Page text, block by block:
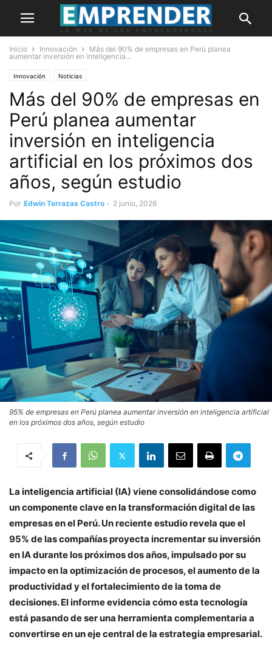
Inicio Innovación
Más del 90% de empresas en Perú planea
aumentar inversión en inteligencia...
Innovación Noticias
Más del 90% de empresas en
Perú planea aumentar
inversión en inteligencia
artificial en los próximos dos
años, según estudio
Por Edwin Terrazas Castro - 2 junio, 2026
95% de empresas en Perú planea aumentar inversión en inteligencia artificial
en los próximos dos años, según estudio
La inteligencia artificial (IA) viene consolidándose como
un componente clave en la transformación digital de las
empresas en el Perú. Un reciente estudio revela que el
95% de las compañías proyecta incrementar su inversión
en IA durante los próximos dos años, impulsado por su
impacto en la optimización de procesos, el aumento de la
productividad y el fortalecimiento de la toma de
decisiones. El informe evidencia cómo esta tecnología
está pasando de ser una herramienta complementaria a
convertirse en un eje central de la estrategia empresarial.